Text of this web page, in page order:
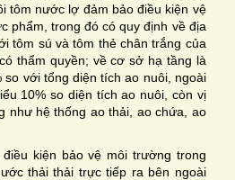
tôm nước lợ đảm bảo điều kiện vệ
phẩm, trong đó có quy định về địa
tôm sú và tôm thẻ chân trắng của
thẩm quyền; về cơ sở hạ tầng là
với tổng diện tích ao nuôi, ngoài
10% so diện tích ao nuôi, còn vị
như hệ thống ao thải, ao chứa, ao
kiện bảo vệ môi trường trong
thải thải trực tiếp ra bên ngoài